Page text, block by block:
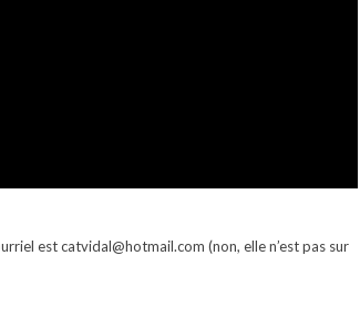
est catvidal@hotmail.com (non, elle n’est pas sur